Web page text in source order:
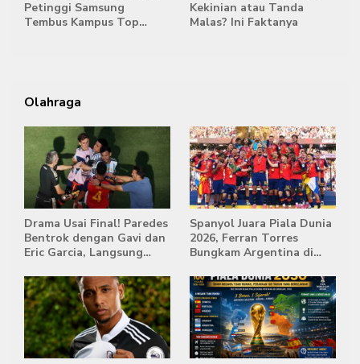
Petinggi Samsung
Tembus Kampus Top
Kekinian atau Tanda
Malas? Ini Faktanya
Olahraga
Drama Usai Final! Paredes
Bentrok dengan Gavi dan
Eric Garcia, Langsung
Spanyol Juara Piala Dunia
2026, Ferran Torres
Bungkam Argentina di